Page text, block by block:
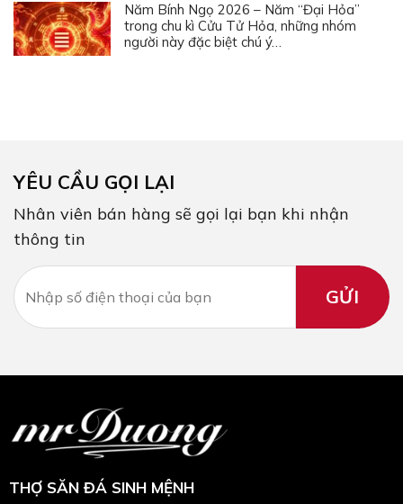
Năm Bính Ngọ 2026 – Năm “Đại Hỏa”
trong chu kì Cửu Tử Hỏa, những nhóm
người này đặc biệt chú ý…
YÊU CẦU GỌI LẠI
Nhân viên bán hàng sẽ gọi lại bạn khi nhận
thông tin
THỢ SĂN ĐÁ SINH MỆNH